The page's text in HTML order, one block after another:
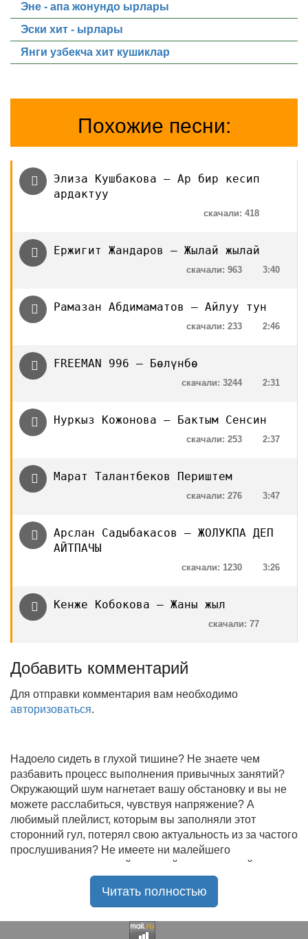
Эне - апа жонундо ырлары
Эски хит - ырлары
Янги узбекча хит кушиклар
Похожие песни:
Элиза Кушбакова — Ар бир кесип
ардактуу
скачали: 418
Ержигит Жандаров — Жылай жылай
3:40
скачали: 963
Рамазан Абдимаматов — Айлуу тун
2:46
скачали: 233
FREEMAN 996 — Бөлүнбө
2:31
скачали: 3244
Нуркыз Кожонова — Бактым Сенсин
2:37
скачали: 253
Марат Талантбеков Периштем
3:47
скачали: 276
Арслан Садыбакасов — ЖОЛУКПА ДЕП
АЙТПАЧЫ
3:26
скачали: 1230
Кенже Кобокова — Жаны жыл
скачали: 77
Добавить комментарий
Для отправки комментария вам необходимо
авторизоваться.
Надоело сидеть в глухой тишине? Не знаете чем
разбавить процесс выполнения привычных занятий?
Окружающий шум нагнетает вашу обстановку и вы не
можете расслабиться, чувствуя напряжение? А
любимый плейлист, которым вы заполняли этот
сторонний гул, потерял свою актуальность из за частого
прослушивания? Не имеете ни малейшего
представления, где найти новый качественный контент
на замену старому? В таком случае вы обратились по
радостью приветствует своих старых и новых
Читать полностью